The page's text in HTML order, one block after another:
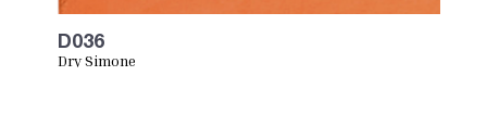
D036
Dry Simone